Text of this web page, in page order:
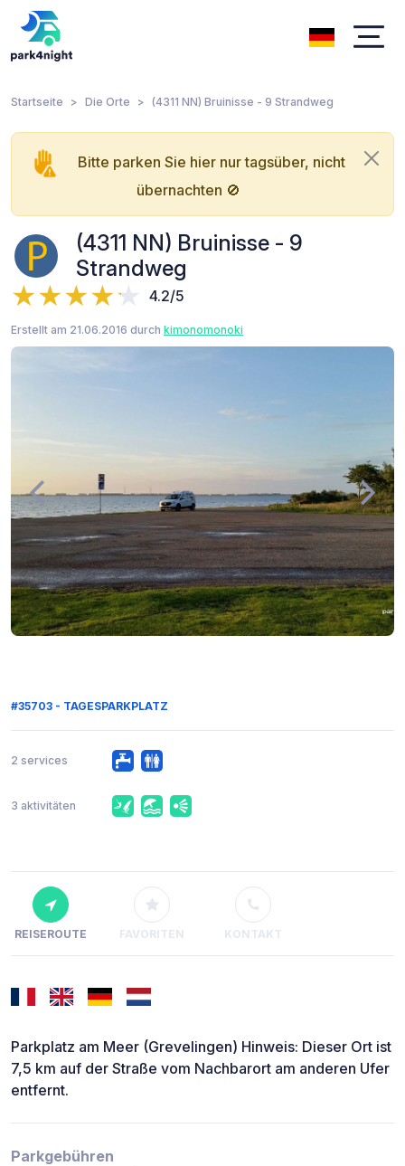
Startseite Die Orte (4311 NN) Bruinisse - 9 Strandweg
Bitte parken Sie hier nur tagsüber, nicht
übernachten 🚫
(4311 NN) Bruinisse - 9
Strandweg
4.2/5
Erstellt am 21.06.2016 durch kimonomonoki
#35703 - TAGESPARKPLATZ
2 services
3 aktivitäten
REISEROUTE FAVORITEN KONTAKT
Parkplatz am Meer (Grevelingen) Hinweis: Dieser Ort ist
7,5 km auf der Straße vom Nachbarort am anderen Ufer
entfernt.
Parkgebühren